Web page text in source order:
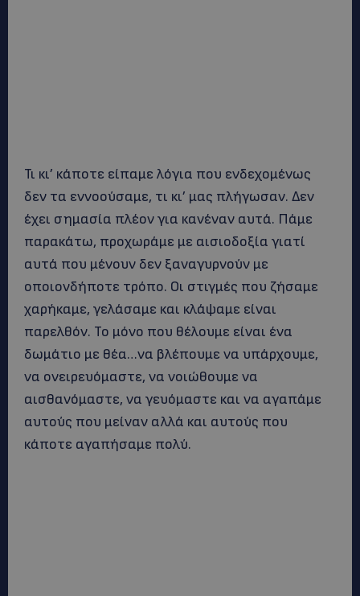
Τι κι’ κάποτε είπαμε λόγια που ενδεχομένως
δεν τα εννοούσαμε, τι κι’ μας πλήγωσαν. Δεν
έχει σημασία πλέον για κανέναν αυτά. Πάμε
παρακάτω, προχωράμε με αισιοδοξία γιατί
αυτά που μένουν δεν ξαναγυρνούν με
οποιονδήποτε τρόπο. Οι στιγμές που ζήσαμε
χαρήκαμε, γελάσαμε και κλάψαμε είναι
παρελθόν. Το μόνο που θέλουμε είναι ένα
δωμάτιο με θέα…να βλέπουμε να υπάρχουμε,
να ονειρευόμαστε, να νοιώθουμε να
αισθανόμαστε, να γευόμαστε και να αγαπάμε
αυτούς που μείναν αλλά και αυτούς που
κάποτε αγαπήσαμε πολύ.